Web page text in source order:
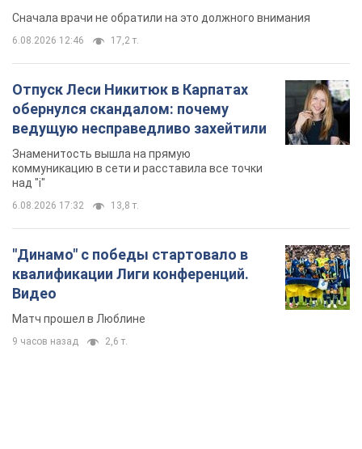
Сначала врачи не обратили на это должного внимания
6.08.2026 12:46 17,2 т.
Отпуск Леси Никитюк в Карпатах
обернулся скандалом: почему
ведущую несправедливо захейтили
Знаменитость вышла на прямую
коммуникацию в сети и расставила все точки
над "i"
6.08.2026 17:32 13,8 т.
"Динамо" с победы стартовало в
квалификации Лиги конференций.
Видео
Матч прошел в Люблине
9 часов назад 2,6 т.